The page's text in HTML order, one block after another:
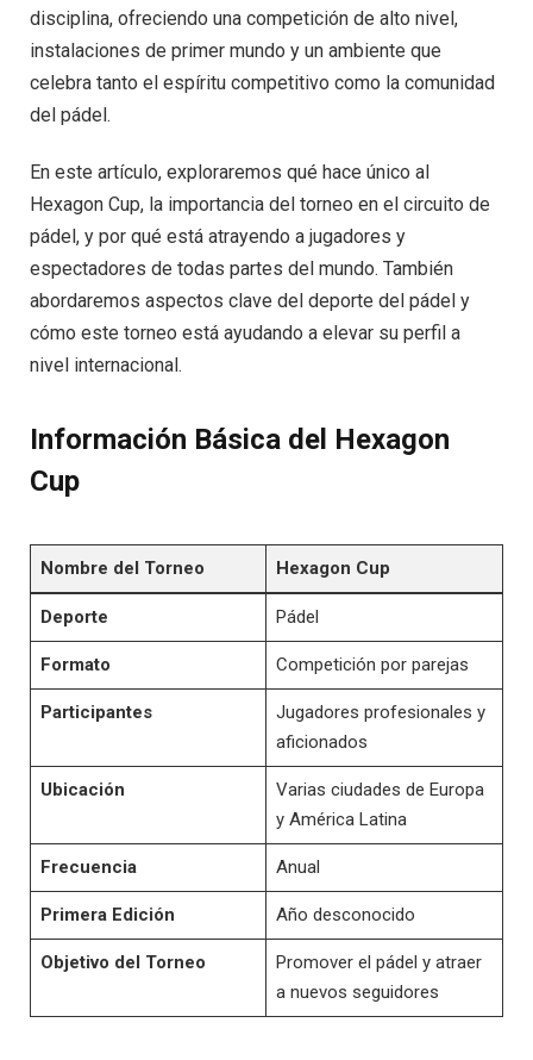
disciplina, ofreciendo una competición de alto nivel,
instalaciones de primer mundo y un ambiente que
celebra tanto el espíritu competitivo como la comunidad
del pádel.
En este artículo, exploraremos qué hace único al
Hexagon Cup, la importancia del torneo en el circuito de
pádel, y por qué está atrayendo a jugadores y
espectadores de todas partes del mundo. También
abordaremos aspectos clave del deporte del pádel y
cómo este torneo está ayudando a elevar su perfil a
nivel internacional.
Información Básica del Hexagon
Cup
Nombre del Torneo Hexagon Cup
Deporte Pádel
Formato Competición por parejas
Participantes
Jugadores profesionales y
aficionados
Ubicación
Varias ciudades de Europa
y América Latina
Frecuencia Anual
Primera Edición Año desconocido
Objetivo del Torneo
Promover el pádel y atraer
a nuevos seguidores